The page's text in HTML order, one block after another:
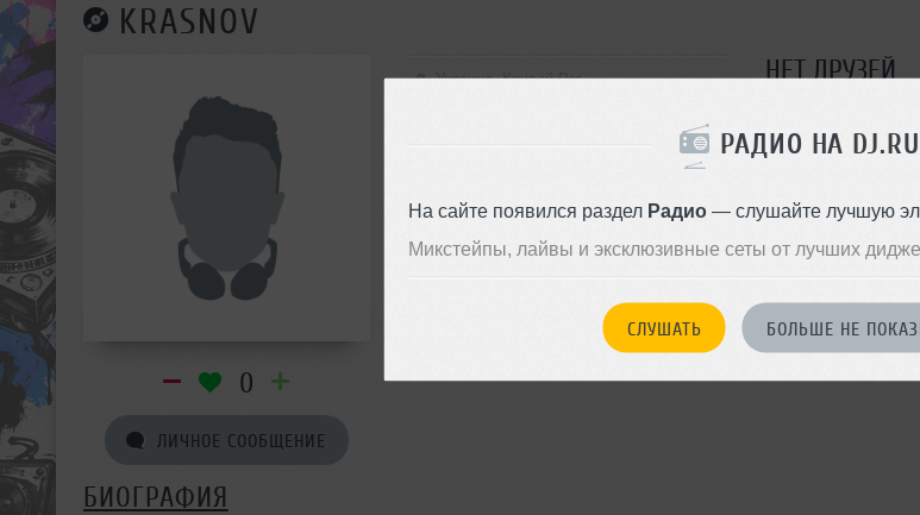
РАДИО НА DJ.RU
На сайте появился раздел Радио— слушайте лучшую
Микстейпы, лайвы и эксклюзивные сеты от лучших
СЛУШАТЬ БОЛЬШЕ НЕ
KRASNOV
0
ЛИЧНОЕ СООБЩЕНИЕ
Украина, Кривой Рог НЕТ ДРУЗЕЙ
БИОГРАФИЯ